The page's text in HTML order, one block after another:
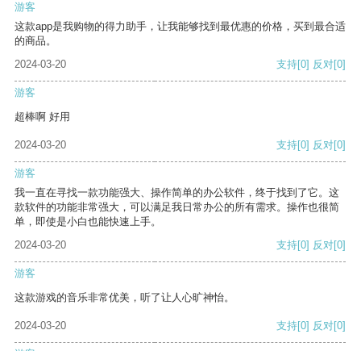
游客
这款app是我购物的得力助手，让我能够找到最优惠的价格，买到最合适
的商品。
2024-03-20
支持[0] 反对[0]
游客
超棒啊 好用
2024-03-20 支持[0] 反对[0]
游客
我一直在寻找一款功能强大、操作简单的办公软件，终于找到了它。这
款软件的功能非常强大，可以满足我日常办公的所有需求。操作也很简
单，即使是小白也能快速上手。
2024-03-20
支持[0] 反对[0]
游客
这款游戏的音乐非常优美，听了让人心旷神怡。
2024-03-20 支持[0] 反对[0]